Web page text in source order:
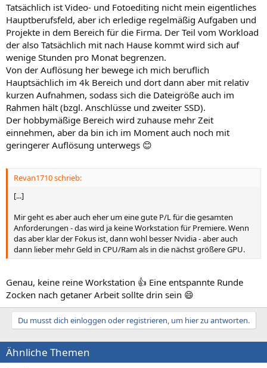
Tatsächlich ist Video- und Fotoediting nicht mein eigentliches
Hauptberufsfeld, aber ich erledige regelmäßig Aufgaben und
Projekte in dem Bereich für die Firma. Der Teil vom Workload
der also Tatsächlich mit nach Hause kommt wird sich auf
wenige Stunden pro Monat begrenzen.
Von der Auflösung her bewege ich mich beruflich
Hauptsächlich im 4k Bereich und dort dann aber mit relativ
kurzen Aufnahmen, sodass sich die Dateigröße auch im
Rahmen hält (bzgl. Anschlüsse und zweiter SSD).
Der hobbymäßige Bereich wird zuhause mehr Zeit
einnehmen, aber da bin ich im Moment auch noch mit
geringerer Auflösung unterwegs 😊
Revan1710 schrieb:
[...]
Mir geht es aber auch eher um eine gute P/L für die gesamten
Anforderungen - das wird ja keine Workstation für Premiere. Wenn
das aber klar der Fokus ist, dann wohl besser Nvidia - aber auch
dann lieber mehr Geld in CPU/Ram als in die nächst größere GPU.
Genau, keine reine Workstation 👍 Eine entspannte Runde
Zocken nach getaner Arbeit sollte drin sein 😄
Du musst dich einloggen oder registrieren, um hier zu antworten.
Ähnliche Themen